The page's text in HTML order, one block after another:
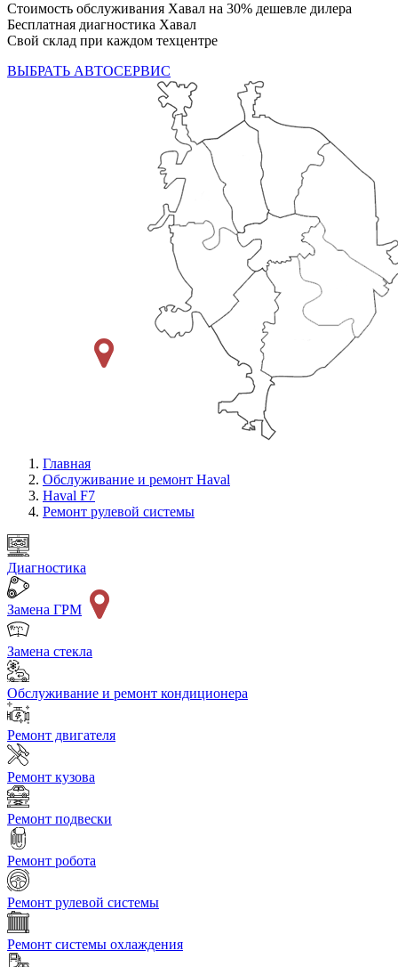
Стоимость обслуживания Хавал на 30% дешевле дилера
Бесплатная диагностика Хавал
Свой склад при каждом техцентре
ВЫБРАТЬ АВТОСЕРВИС
Главная
Обслуживание и ремонт Haval
Haval F7
Ремонт рулевой системы
Диагностика
Замена ГРМ
Замена стекла
Обслуживание и ремонт кондиционера
Ремонт двигателя
Ремонт кузова
Ремонт подвески
Ремонт робота
Ремонт рулевой системы
Ремонт системы охлаждения